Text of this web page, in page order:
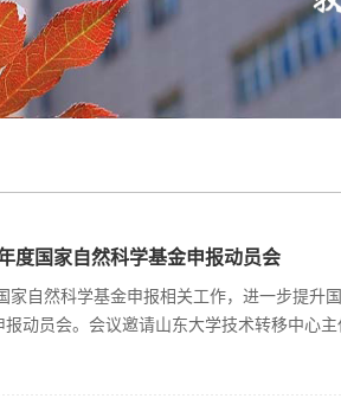
度国家自然科学基金申报动员会
家自然科学基金申报相关工作，进一步提
动员会。会议邀请山东大学技术转移中心主